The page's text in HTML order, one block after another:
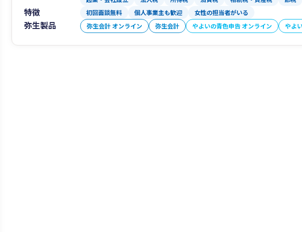
特徴 初回面談無料 個人事業主も歓迎 女性の担当者がいる
弥生製品 弥生会計 オンライン 弥生会計 やよいの青色申告 オンライン やよ